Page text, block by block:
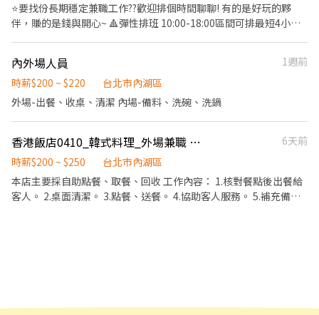
澧餐飲集團。 ------------------------------------------------------
-------------------- 此門市位於「內湖大全聯」裡。 交通方式，搭
車公車到店資訊： 一、可搭 518號、204號、63號、552號、小2 藍
26 藍7；在新湖三路口下車 步行約2分鐘即可抵達。 二、可於松山
抵達。 三、基隆前來，可搭福和客運1511至新湖一路口下車 步行約
6分鐘可達。 -------------------------------------------------------
------------------- 『加入三澧 成為家人』共同創造無限可能。
1998年於台灣成立-日商三澧餐飲集團 HUMAX ASIA，屬於日本
Wondertable餐飲集團在台分公司。 深耕台灣多年的日本與義大利
美食連鎖品牌，旗下六大連鎖餐飲品牌包含， ★義式料理餐廳：
BELLINI CAFFÈ、BELLINI Pasta Pasta、MOLINO手工義大利麵 ★
日式鍋物餐廳：Mo-Mo-Paradise壽喜燒 ★日式天婦羅專門店：天
⭐要找份長期穩定兼職工作??歡迎排個時間聊聊! 有的是好玩的夥
伴，賺的是錢與開心~ 🔺彈性排班 10:00-18:00區間可排最短4小時
日皆可出勤也歡迎~ 🔺【薪資內容】 √通過考核可享工作獎金 √時
薪200起最高可達 210元 √遇國定假日依法雙薪(200*2) 🔺【小福
利】 ➽➽當天排班若有在6h(含)以上，午休時間有免費提供餐點！
金，時薪最高可達210元以上 。 4.無經驗可 🔺上班地點 台北內科門
市 台北市內湖區洲子街183號 (捷運西湖站2號出口) ✨我們在找 YOU
快回覆。 或點職缺留言詢問想了解的內容 或有任何問題亦可來電
03-3603000 分機212 陳小姐
內外場人員
1週前
時薪$200 ~ $220
台北市內湖區
外場-出餐、收桌、清潔 內場-備料、洗碗、洗鍋
香港飯店0410_韓式料理_外場兼職 $200-250
6天前
時薪$200 ~ $250
台北市內湖區
本店主要採自助點餐、取餐、回收 工作內容： 1.核對餐點後出餐給
客人。 2.桌面清潔。 3.點餐、送餐。 4.協助客人服務。 5.補充備